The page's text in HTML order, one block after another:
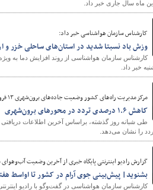
کارشناس سازمان هواشناسی خبر داد:
وزش باد نسبتا شدید در استان‌های ساحلی خزر و
کارشناس سازمان هواشناسی از روند افزایش دما به
خبر داد.
مرکز مدیریت راه‌های کشور وضعیت جاده‌های برون‌شهری ۱۳ فروردین ۱۴۰۱ را اعلام کرد؛
کاهش ۱.۶ درصدی تردد در محورهای برون‌شهری
گزارش رادیو اینترنتی پایگاه خبری از آخرین وضعیت
بشنوید| پیش‌بینی جوی آرام در کشور تا اواسط
کارشناس سازمان هواشناسی در گفت‌وگو با رادیو